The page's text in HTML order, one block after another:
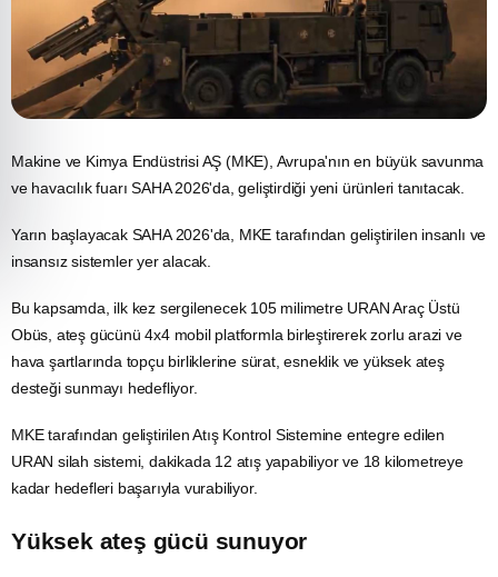
Makine ve Kimya Endüstrisi AŞ (MKE), Avrupa'nın en büyük savunma
ve havacılık fuarı SAHA 2026'da, geliştirdiği yeni ürünleri tanıtacak.
Yarın başlayacak SAHA 2026'da, MKE tarafından geliştirilen insanlı ve
insansız sistemler yer alacak.
Bu kapsamda, ilk kez sergilenecek 105 milimetre URAN Araç Üstü
Obüs, ateş gücünü 4x4 mobil platformla birleştirerek zorlu arazi ve
hava şartlarında topçu birliklerine sürat, esneklik ve yüksek ateş
desteği sunmayı hedefliyor.
MKE tarafından geliştirilen Atış Kontrol Sistemine entegre edilen
URAN silah sistemi, dakikada 12 atış yapabiliyor ve 18 kilometreye
kadar hedefleri başarıyla vurabiliyor.
Yüksek ateş gücü sunuyor